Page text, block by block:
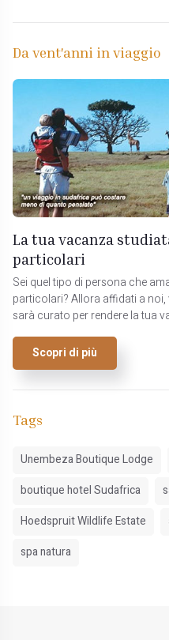
Da vent'anni in viaggio
La tua vacanza
particolari
Sei quel tipo di persona che
particolari? Allora affidati a
sarà curato per rendere la tua
Scopri di più
Tags
Unembeza Boutique Lodge
boutique hotel Sudafrica
Hoedspruit Wildlife Estate
spa natura